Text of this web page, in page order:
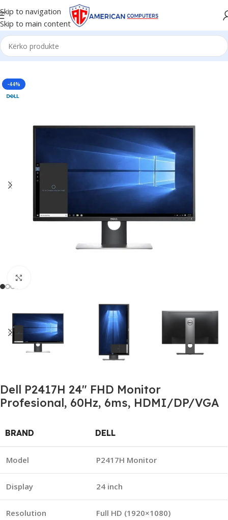
Skip to navigation
Skip to main content
Kreu/Monitor & TV
-44%
Dell P2417H 24″ FHD Monitor
Profesional, 60Hz, 6ms, HDMI/DP/VGA
BRAND DELL
Model P2417H Monitor
Display 24 inch
Resolution Full HD (1920×1080)